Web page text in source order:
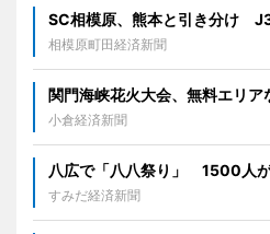
SC相模原、熊本と引き分け
相模原町田経済新聞
関門海峡花火大会、無料エリ
小倉経済新聞
八広で「八八祭り」 1500人
すみだ経済新聞